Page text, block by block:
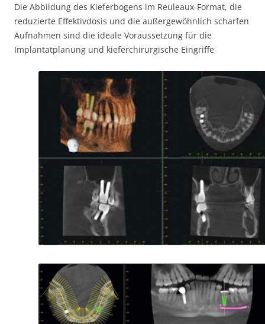
Die Abbildung des Kieferbogens im Reuleaux-Format, die
reduzierte Effektivdosis und die außergewöhnlich scharfen
Aufnahmen sind die ideale Voraussetzung für die
Implantatplanung und kieferchirurgische Eingriffe